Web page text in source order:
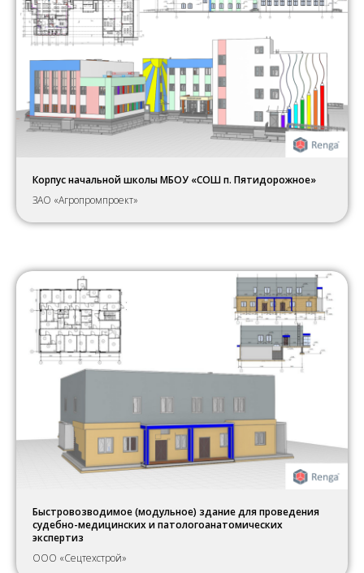
Корпус начальной школы МБОУ «СОШ п. Пятидорожное»
ЗАО «Агропромпроект»
Быстровозводимое (модульное) здание для проведения
судебно-медицинских и патологоанатомических
экспертиз
ООО «Сецтехстрой»